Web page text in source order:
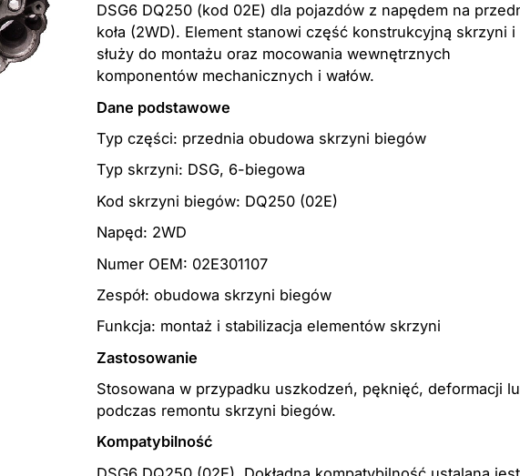
DSG6 DQ250 (kod 02E) dla pojazdów z napędem na
koła (2WD). Element stanowi część konstrukcyjną skrzyni i
służy do montażu oraz mocowania wewnętrznych
komponentów mechanicznych i wałów.
Dane podstawowe
Typ części: przednia obudowa skrzyni biegów
Typ skrzyni: DSG, 6-biegowa
Kod skrzyni biegów: DQ250 (02E)
Napęd: 2WD
Numer OEM: 02E301107
Zespół: obudowa skrzyni biegów
Funkcja: montaż i stabilizacja elementów skrzyni
Zastosowanie
Stosowana w przypadku uszkodzeń, pęknięć, deformacji
podczas remontu skrzyni biegów.
Kompatybilność